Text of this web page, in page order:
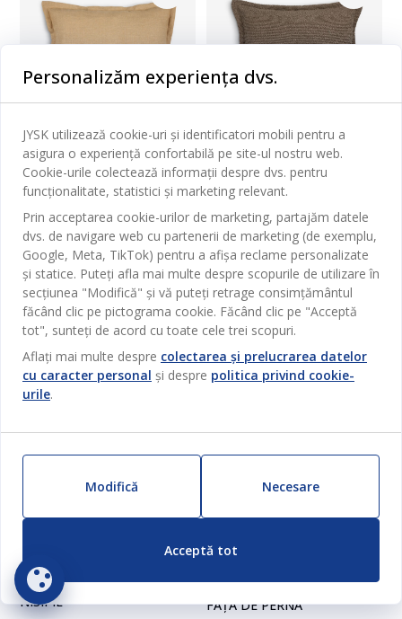
NATTVIOL
FAȚĂ DE PERNĂ NATTVIOL
40X60 LATTE
115 MDL
Livrare
Disponibil în magazin
Nou
ZILNIC PREȚ MIC
GULDBLOMME
FAȚĂ DE PERNĂ
GULDBLOMME 40X60 MARO
150MDL / Buc
Livrare
Disponibil în magazin
FAȚĂ DE PERNĂ
GULDBLOMME 40X60
NISIPIE
GULDBLOMME
FAȚĂ DE PERNĂ
Personalizăm experiența dvs.
JYSK utilizează cookie-uri și identificatori mobili pentru a
asigura o experiență confortabilă pe site-ul nostru web.
Cookie-urile colectează informații despre dvs. pentru
funcționalitate, statistici și marketing relevant.
Prin acceptarea cookie-urilor de marketing, partajăm datele
dvs. de navigare web cu partenerii de marketing (de exemplu,
Google, Meta, TikTok) pentru a afișa reclame personalizate
și statice. Puteți afla mai multe despre scopurile de utilizare în
secțiunea "Modifică" și vă puteți retrage consimțământul
făcând clic pe pictograma cookie. Făcând clic pe "Acceptă
tot", sunteți de acord cu toate cele trei scopuri.
Aflați mai multe despre colectarea și prelucrarea datelor
cu caracter personal și despre politica privind cookie-
urile.
Modifică Necesare
Acceptă tot